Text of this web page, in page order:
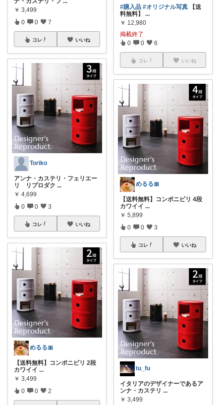
￥ 3,499
0 0 7
コレ いいね
Toriko
アンナ・カステリ・フェリエー
リ リプロダク ...
￥ 4,699
0 0 3
コレ いいね
めるる🎀
【送料無料】コンポニビリ 2段
カワイイ ...
￥ 3,499
0 0 2
#購入品 #オリジナル写真 【送
料無料】
...
￥ 12,980
掲載終了
0 0 6
コレ いいね
めるる🎀
【送料無料】コンポニビリ 4段
カワイイ ...
￥ 5,899
0 0 3
コレ いいね
tu_fu
イタリアのデザイナーであるア
ンナ・カステリ ...
￥ 3,499